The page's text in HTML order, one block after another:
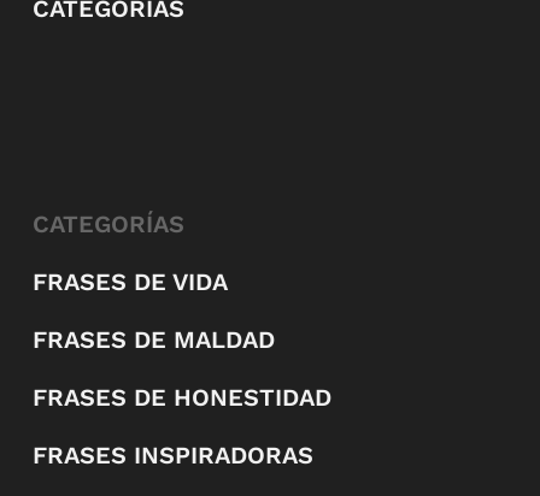
CATEGORÍAS
CATEGORÍAS
FRASES DE VIDA
FRASES DE MALDAD
FRASES DE HONESTIDAD
FRASES INSPIRADORAS